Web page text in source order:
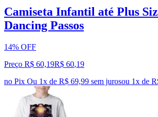
Camiseta Infantil até Plus
Dancing Passos
14% OFF
Preço R$ 60,19R$ 60,19
no Pix Ou 1x de R$ 69,99 sem jurosou 1x de